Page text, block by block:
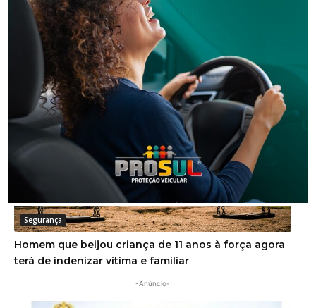
Segurança
Golpe do falso advogado em Urussanga deixa vítima
com prejuízo de R$ 51 mil
Segurança
Homem que beijou criança de 11 anos à força agora
terá de indenizar vítima e familiar
-Anúncio-